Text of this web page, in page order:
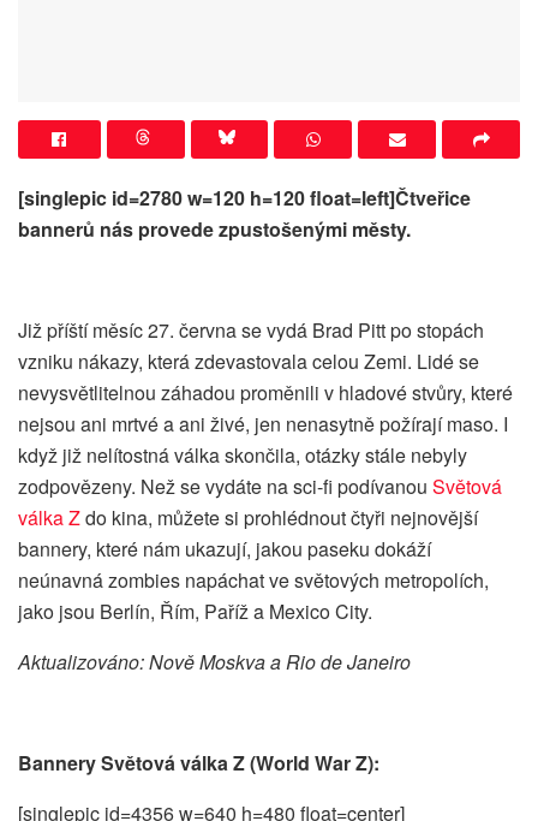
[singlepic id=2780 w=120 h=120 float=left]Čtveřice
bannerů nás provede zpustošenými městy.
Již příští měsíc 27. června se vydá Brad Pitt po stopách
vzniku nákazy, která zdevastovala celou Zemi. Lidé se
nevysvětlitelnou záhadou proměnili v hladové stvůry, které
nejsou ani mrtvé a ani živé, jen nenasytně požírají maso. I
když již nelítostná válka skončila, otázky stále nebyly
zodpovězeny. Než se vydáte na sci-fi podívanou Světová
válka Zdo kina, můžete si prohlédnout čtyři nejnovější
bannery, které nám ukazují, jakou paseku dokáží
neúnavná zombies napáchat ve světových metropolích,
jako jsou Berlín, Řím, Paříž a Mexico City.
Aktualizováno: Nově Moskva a Rio de Janeiro
Bannery Světová válka Z (World War Z):
[singlepic id=4356 w=640 h=480 float=center]